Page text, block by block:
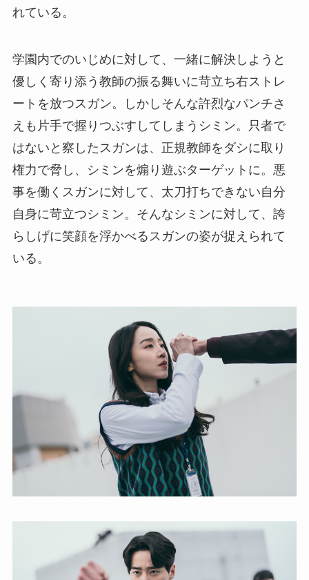
れている。
学園内でのいじめに対して、一緒に解決しようと
優しく寄り添う教師の振る舞いに苛立ち右ストレ
ートを放つスガン。しかしそんな許烈なパンチさ
えも片手で握りつぶすしてしまうシミン。只者で
はないと察したスガンは、正規教師をダシに取り
権力で脅し、シミンを煽り遊ぶターゲットに。悪
事を働くスガンに対して、太刀打ちできない自分
自身に苛立つシミン。そんなシミンに対して、誇
らしげに笑顔を浮かべるスガンの姿が捉えられて
いる。